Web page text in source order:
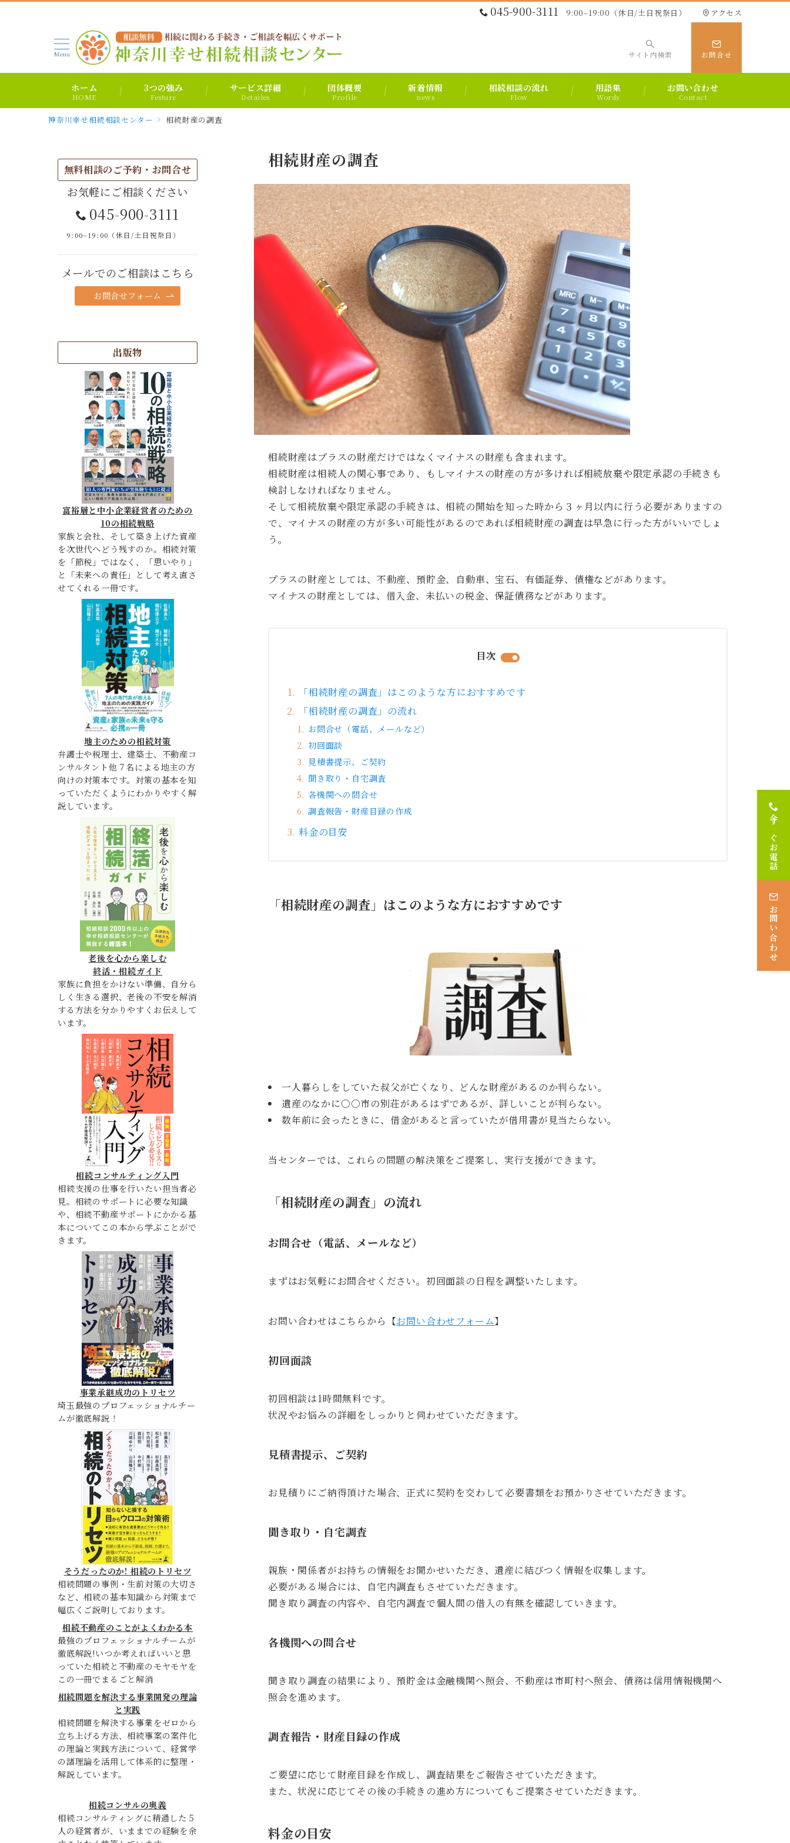
045-900-3111 9:00–19:00（休日/土日祝祭日） アクセス
Menu サイト内検索 お問合せ
ホーム
HOME
3つの強み
Festure
サービス詳細
Detailes
団体概要
Profile
新着情報
news
相続相談の流れ
Flow
用語集
Words
お問い合わせ
Contact
神奈川幸せ相続相談センター 相続財産の調査
相続財産の調査
相続財産はプラスの財産だけではなくマイナスの財産も含まれます。
相続財産は相続人の関心事であり、もしマイナスの財産の方が多ければ相続放棄や限定承認の手続きも
検討しなければなりません。
そして相続放棄や限定承認の手続きは、相続の開始を知った時から３ヶ月以内に行う必要がありますの
で、マイナスの財産の方が多い可能性があるのであれば相続財産の調査は早急に行った方がいいでしょ
う。
プラスの財産としては、不動産、預貯金、自動車、宝石、有価証券、債権などがあります。
マイナスの財産としては、借入金、未払いの税金、保証債務などがあります。
目次
「相続財産の調査」はこのような方におすすめです
「相続財産の調査」の流れ
お問合せ（電話、メールなど）
初回面談
見積書提示、ご契約
聞き取り・自宅調査
各機関への問合せ
調査報告・財産目録の作成
料金の目安
「相続財産の調査」はこのような方におすすめです
一人暮らしをしていた叔父が亡くなり、どんな財産があるのか判らない。
遺産のなかに○○市の別荘があるはずであるが、詳しいことが判らない。
数年前に会ったときに、借金があると言っていたが借用書が見当たらない。
当センターでは、これらの問題の解決策をご提案し、実行支援ができます。
「相続財産の調査」の流れ
お問合せ（電話、メールなど）
まずはお気軽にお問合せください。初回面談の日程を調整いたします。
お問い合わせはこちらから【お問い合わせフォーム】
初回面談
初回相談は1時間無料です。
状況やお悩みの詳細をしっかりと伺わせていただきます。
見積書提示、ご契約
お見積りにご納得頂けた場合、正式に契約を交わして必要書類をお預かりさせていただきます。
聞き取り・自宅調査
親族・関係者がお持ちの情報をお聞かせいただき、遺産に結びつく情報を収集します。
必要がある場合には、自宅内調査もさせていただきます。
聞き取り調査の内容や、自宅内調査で個人間の借入の有無を確認していきます。
各機関への問合せ
聞き取り調査の結果により、預貯金は金融機関へ照会、不動産は市町村へ照会、債務は信用情報機関へ
照会を進めます。
調査報告・財産目録の作成
ご要望に応じて財産目録を作成し、調査結果をご報告させていただきます。
また、状況に応じてその後の手続きの進め方についてもご提案させていただきます。
料金の目安
無料相談のご予約・お問合せ
お気軽にご相談ください
045-900-3111
9:00–19:00（休日/土日祝祭日）
メールでのご相談はこちら
お問合せフォーム
出版物
富裕層と中小企業経営者のための
10の相続戦略
家族と会社、そして築き上げた資産
を次世代へどう残すのか。相続対策
を「節税」ではなく、「思いやり」
と「未来への責任」として考え直さ
せてくれる一冊です。
地主のための相続対策
弁護士や税理士、建築士、不動産コ
ンサルタント他７名による地主の方
向けの対策本です。対策の基本を知
っていただくようにわかりやすく解
説しています。
老後を心から楽しむ
終活・相続ガイド
家族に負担をかけない準備、自分ら
しく生きる選択、老後の不安を解消
する方法を分かりやすくお伝えして
います。
相続コンサルティング入門
相続支援の仕事を行いたい担当者必
見。相続のサポートに必要な知識
や、相続不動産サポートにかかる基
本についてこの本から学ぶことがで
きます。
事業承継成功のトリセツ
埼玉最強のプロフェッショナルチー
ムが徹底解説！
そうだったのか! 相続のトリセツ
相続問題の事例・生前対策の大切さ
など、相続の基本知識から対策まで
幅広くご説明しております。
相続不動産のことがよくわかる本
最強のプロフェッショナルチームが
徹底解説!いつか考えればいいと思
っていた相続と不動産のモヤモヤを
この一冊でまるごと解消
相続問題を解決する事業開発の理論
と実践
相続問題を解決する事業をゼロから
立ち上げる方法、相続事案の案件化
の理論と実践方法について、経営学
の諸理論を活用して体系的に整理・
解説しています。
相続コンサルの奥義
相続コンサルティングに精通した５
人の経営者が、いままでの経験を余
今すぐお電話
お問い合わせ